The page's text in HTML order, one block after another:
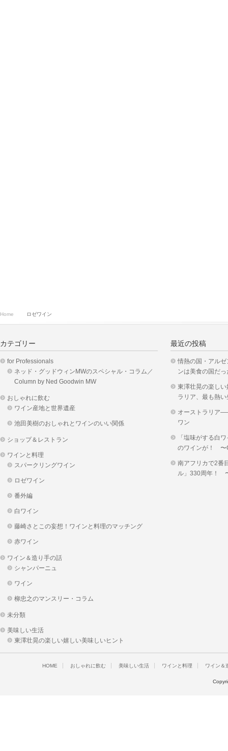
Home ロゼワイン
カテゴリー
for Professionals
ネッド・グッドウィンMWのスペシャル・コラム／
Column by Ned Goodwin MW
おしゃれに飲む
ワイン産地と世界遺産
池田美樹のおしゃれとワインのいい関係
ショップ＆レストラン
ワインと料理
スパークリングワイン
ロゼワイン
番外編
白ワイン
藤崎さとこの妄想！ワインと料理のマッチング
赤ワイン
ワイン＆造り手の話
シャンパーニュ
ワイン
柳忠之のマンスリー・コラム
未分類
美味しい生活
東澤壮晃の楽しい嬉しい美味しいヒント
最近の投稿
情熱の国・アル
ンは美食の国だっ
東澤壮晃の楽し
ラリア、最も熱
オーストラリア
ワン
「塩味がする白
のワインが！ 〜
南アフリカで2番
ル」330周年！
HOME おしゃれに飲む 美味しい生活 ワインと料理 ワイン＆